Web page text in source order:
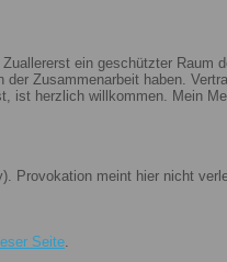
ein geschützter
Zusammenarbeit haben.
herzlich willkommen. Mein
Provokation meint hier nicht
Seite.